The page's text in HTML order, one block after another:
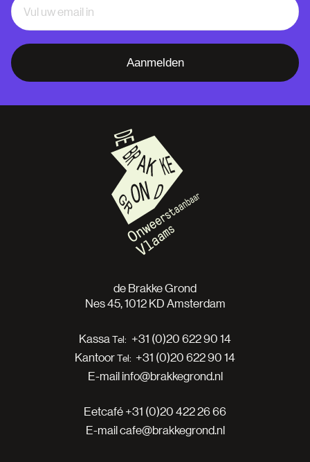
Aanmelden
de Brakke Grond
Nes 45, 1012 KD Amsterdam
Kassa
+31 (0)20 622 90 14
Kantoor
+31 (0)20 622 90 14
E-mailinfo@brakkegrond.nl
Eetcafé+31 (0)20 422 26 66
E-mailcafe@brakkegrond.nl